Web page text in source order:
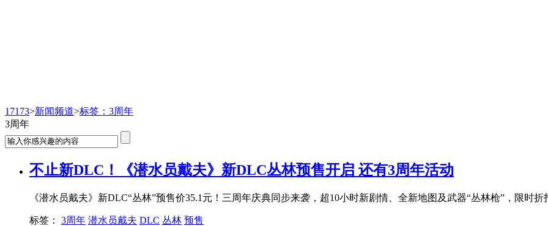
17173>新闻频道>标签：3周年
3周年
不止新DLC！《潜水员戴夫》新DLC丛林预售开启 还有3周年活动
《潜水员戴夫》新DLC“丛林”预售价35.1元！三周年庆典同步来袭，超10小时新剧情、全新地图及武器“丛林枪”，限时折
标签： 3周年 潜水员戴夫 DLC 丛林 预售